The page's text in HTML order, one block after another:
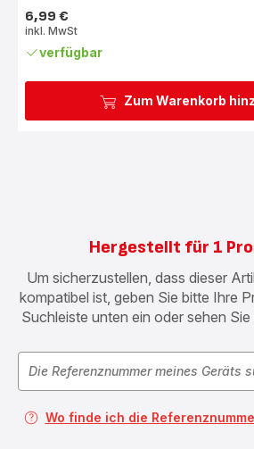
Zum Warenkorb
Sternen
(Durchschnitt)
Preis
6,99 €
inkl. MwSt
verfügbar
Hergestellt für 1
Um sicherzustellen, dass dieser
kompatibel ist, geben Sie bitte Ihre
Suchleiste unten ein oder sehen
Wo finde ich die